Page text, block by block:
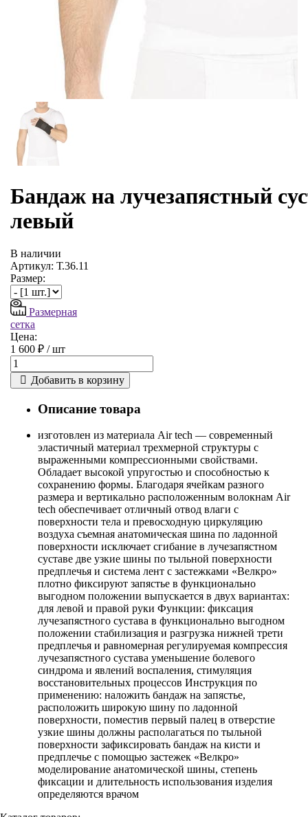
Бандаж на лучезапястный
левый
В наличии
Артикул: Т.36.11
Размер:
Размерная
сетка
Цена:
1 600 ₽ /шт
Добавить в корзину
Описание товара
изготовлен из материала Air tech — современный
эластичный материал трехмерной структуры с
выраженными компрессионными свойствами.
Обладает высокой упругостью и способностью к
сохранению формы. Благодаря ячейкам разного
размера и вертикально расположенным волокнам Air
tech обеспечивает отличный отвод влаги с
поверхности тела и превосходную циркуляцию
воздуха съемная анатомическая шина по ладонной
поверхности исключает сгибание в лучезапястном
суставе две узкие шины по тыльной поверхности
предплечья и система лент с застежками «Велкро»
плотно фиксируют запястье в функционально
выгодном положении выпускается в двух вариантах:
для левой и правой руки Функции: фиксация
лучезапястного сустава в функционально выгодном
положении стабилизация и разгрузка нижней трети
предплечья и равномерная регулируемая компрессия
лучезапястного сустава уменьшение болевого
синдрома и явлений воспаления, стимуляция
восстановительных процессов Инструкция по
применению: наложить бандаж на запястье,
расположить широкую шину по ладонной
поверхности, поместив первый палец в отверстие
узкие шины должны располагаться по тыльной
поверхности зафиксировать бандаж на кисти и
предплечье с помощью застежек «Велкро»
моделирование анатомической шины, степень
фиксации и длительность использования изделия
определяются врачом